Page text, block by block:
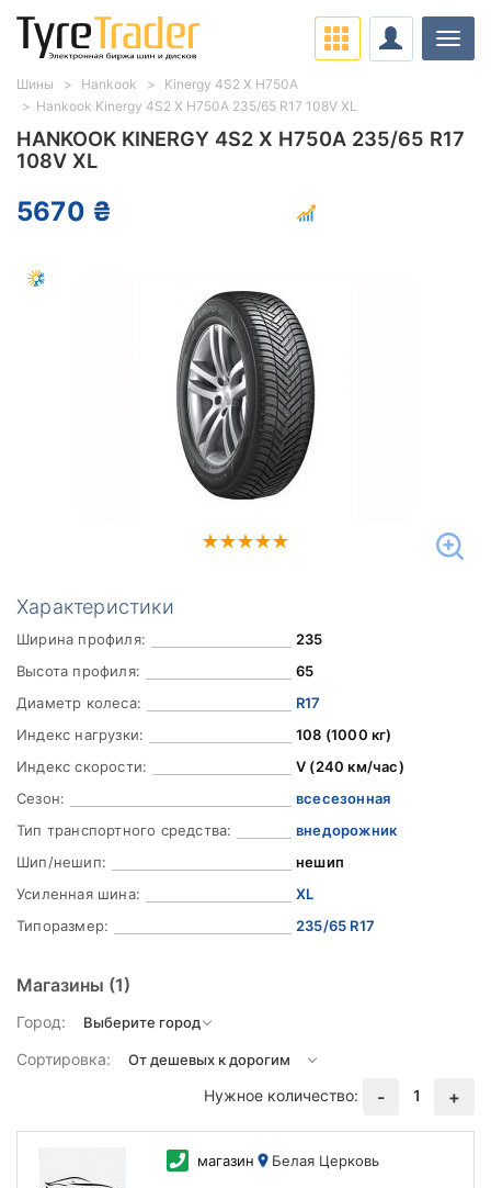
HANKOOK KINERGY 4S2 X H750A 235/65 R17
108V XL
5670 ₴
Характеристики
Ширина профиля:
235
Высота профиля:
65
Диаметр колеса:
R17
Индекс нагрузки:
108 (1000 кг)
Индекс скорости:
V (240 км/час)
Сезон:
всесезонная
Тип транспортного средства:
внедорожник
Шип/нешип:
нешип
Усиленная шина:
XL
Типоразмер:
235/65 R17
Магазины (1)
Город:
Сортировка:
Нужное количество:
- 1 +
магазин Белая Церковь
Шины Hankook
Kinergy 4S2 X H750A
Hankook Kinergy 4S2 X H750A 235/65 R17 108V XL